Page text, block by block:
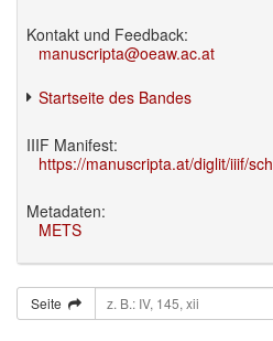
Kontakt und Feedback:
manuscripta@oeaw.ac.at
Startseite des Bandes
IIIF Manifest:
https://manuscripta.at/diglit/iiif/
Metadaten:
METS
Seite